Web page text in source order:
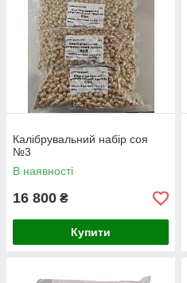
Калібрувальний набір соя
№3
В наявності
16 800 ₴
Купити